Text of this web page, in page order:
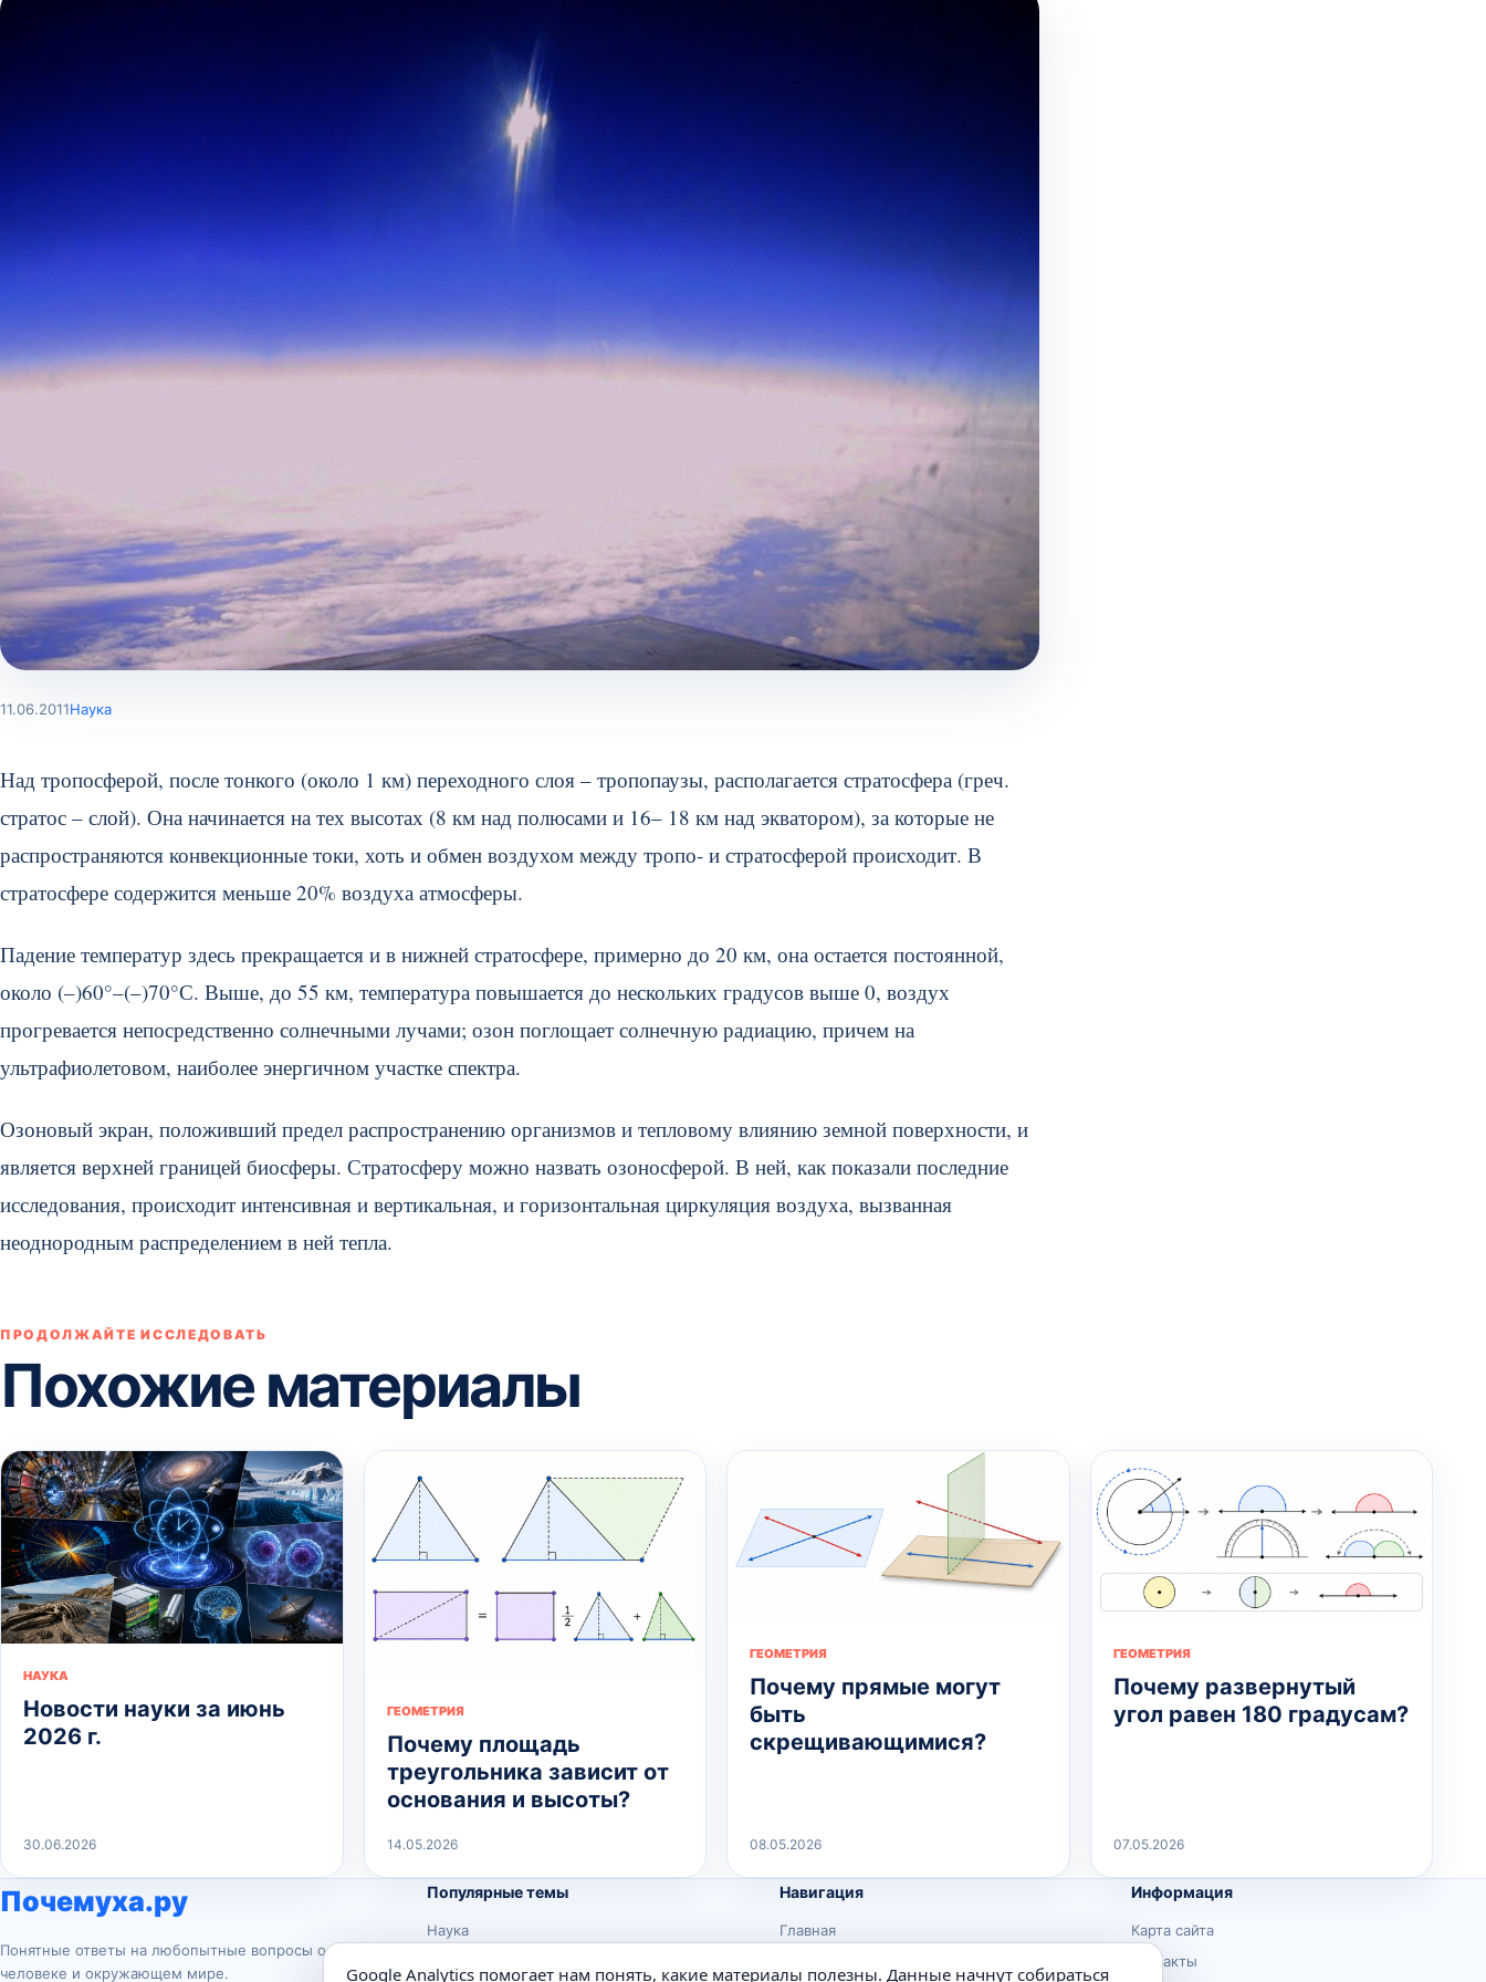
11.06.2011Наука
Над тропосферой, после тонкого (около 1 км) переходного слоя – тропопаузы, располагается стратосфера (греч.
стратос – слой). Она начинается на тех высотах (8 км над полюсами и 16– 18 км над экватором), за которые не
распространяются конвекционные токи, хоть и обмен воздухом между тропо- и стратосферой происходит. В
стратосфере содержится меньше 20% воздуха атмосферы.
Падение температур здесь прекращается и в нижней стратосфере, примерно до 20 км, она остается постоянной,
около (–)60°–(–)70°С. Выше, до 55 км, температура повышается до нескольких градусов выше 0, воздух
прогревается непосредственно солнечными лучами; озон поглощает солнечную радиацию, причем на
ультрафиолетовом, наиболее энергичном участке спектра.
Озоновый экран, положивший предел распространению организмов и тепловому влиянию земной поверхности, и
является верхней границей биосферы. Стратосферу можно назвать озоносферой. В ней, как показали последние
исследования, происходит интенсивная и вертикальная, и горизонтальная циркуляция воздуха, вызванная
неоднородным распределением в ней тепла.
ПРОДОЛЖАЙТЕ ИССЛЕДОВАТЬ
Похожие материалы
НАУКА
Новости науки за июнь
2026 г.
30.06.2026
ГЕОМЕТРИЯ
Почему площадь
треугольника зависит от
основания и высоты?
14.05.2026
ГЕОМЕТРИЯ
Почему прямые могут
быть
скрещивающимися?
08.05.2026
ГЕОМЕТРИЯ
Почему развернутый
угол равен 180 градусам?
07.05.2026
Почемуха.ру
Понятные ответы на любопытные вопросы о
человеке и окружающем мире.
Популярные темы
Наука
Навигация
Главная
Информация
Карта сайта
Контакты
Google Analytics помогает нам понять, какие материалы полезны. Данные начнут собираться